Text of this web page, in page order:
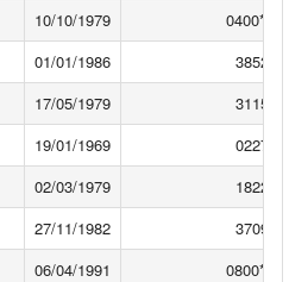
10/10/1979
01/01/1986
17/05/1979
19/01/1969
02/03/1979
27/11/1982
06/04/1991